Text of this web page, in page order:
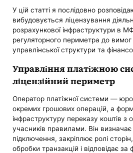
У цій статті я послідовно
вибудовується ліцензування
розрахункової інфраструктури в
регуляторного периметра до
управлінської структури та
Управління платіжною
ліцензійний периметр
Оператор платіжної системи —
окремих грошових операцій, а
інфраструктуру переказу коштів з
учасників правилами. Він
підключення, закріплює ролі
обробки транзакцій і відповідає за